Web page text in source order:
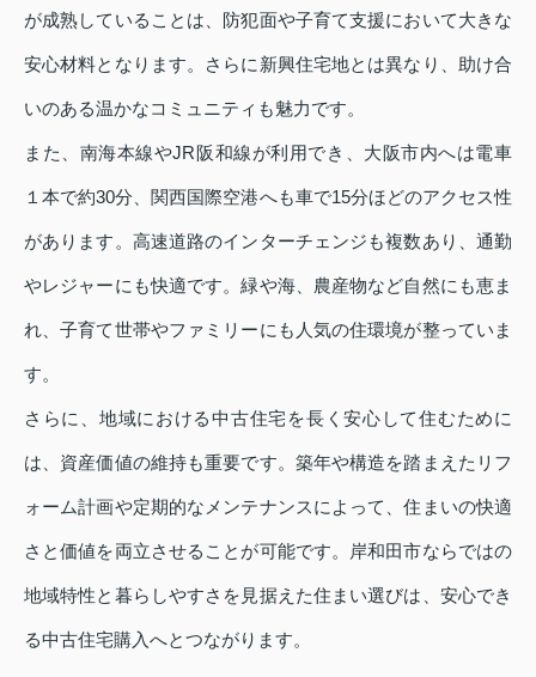
が成熟していることは、防犯面や子育て支援において大きな
安心材料となります。さらに新興住宅地とは異なり、助け合
いのある温かなコミュニティも魅力です。
また、南海本線やJR阪和線が利用でき、大阪市内へは電車
１本で約30分、関西国際空港へも車で15分ほどのアクセス性
があります。高速道路のインターチェンジも複数あり、通勤
やレジャーにも快適です。緑や海、農産物など自然にも恵ま
れ、子育て世帯やファミリーにも人気の住環境が整っていま
す。
さらに、地域における中古住宅を長く安心して住むために
は、資産価値の維持も重要です。築年や構造を踏まえたリフ
ォーム計画や定期的なメンテナンスによって、住まいの快適
さと価値を両立させることが可能です。岸和田市ならではの
地域特性と暮らしやすさを見据えた住まい選びは、安心でき
る中古住宅購入へとつながります。